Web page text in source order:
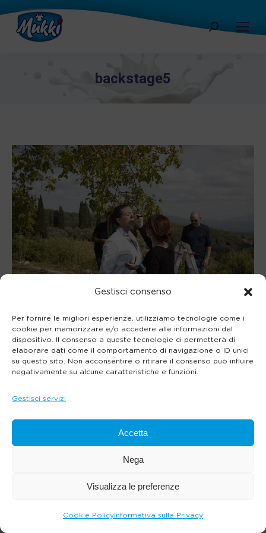
Gestisci consenso
Per fornire le migliori esperienze, utilizziamo tecnologie come i
cookie per memorizzare e/o accedere alle informazioni del
dispositivo. Il consenso a queste tecnologie ci permetterà di
elaborare dati come il comportamento di navigazione o ID unici
su questo sito. Non acconsentire o ritirare il consenso può influire
negativamente su alcune caratteristiche e funzioni.
Gestisci servizi
Accetta
Nega
Visualizza le preferenze
Cookie PolicyInformativa sulla Privacy
Cerca:
backstage5